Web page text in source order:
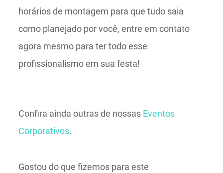
horários de montagem para que tudo saia
como planejado por você, entre em contato
agora mesmo para ter todo esse
profissionalismo em sua festa!
Confira ainda outras de nossas Eventos
Corporativos.
Gostou do que fizemos para este